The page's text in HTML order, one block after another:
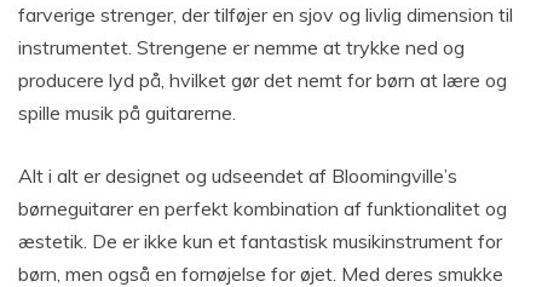
farverige strenger, der tilføjer en sjov og livlig dimension til
instrumentet. Strengene er nemme at trykke ned og
producere lyd på, hvilket gør det nemt for børn at lære og
spille musik på guitarerne.
Alt i alt er designet og udseendet af Bloomingville’s
børneguitarer en perfekt kombination af funktionalitet og
æstetik. De er ikke kun et fantastisk musikinstrument for
børn, men også en fornøjelse for øjet. Med deres smukke